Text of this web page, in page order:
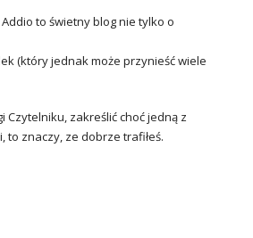
Addio to świetny blog nie tylko o
(który jednak może przynieść wiele
Czytelniku, zakreślić choć jedną z
to znaczy, ze dobrze trafiłeś.